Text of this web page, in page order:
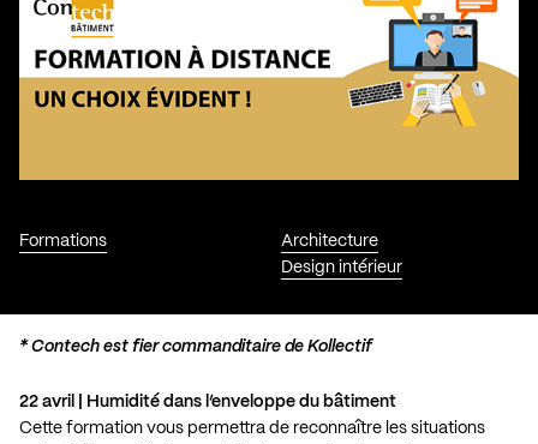
Formations
Architecture
Design intérieur
*Contech est fier commanditaire de Kollectif
22 avril | Humidité dans l’enveloppe du bâtiment
Cette formation vous permettra de reconnaître les situations